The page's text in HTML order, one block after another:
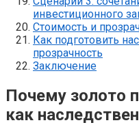
инвестиционного
Стоимость и
Как подготовить
прозрачность
Заключение
Почему золото
как